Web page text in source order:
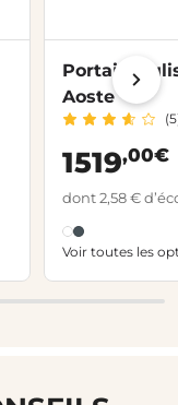
Portail
Aoste
1519,00€
dont 2,58 €
Voir toutes les